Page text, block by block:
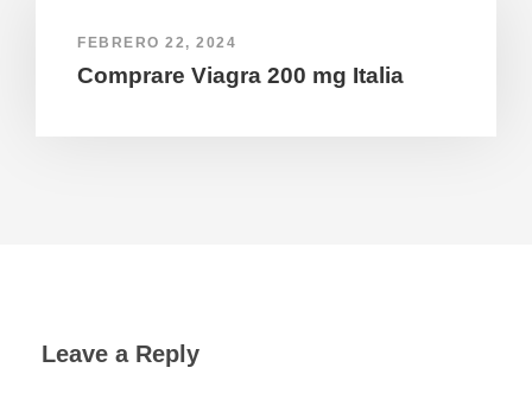
FEBRERO 22, 2024
Comprare Viagra 200 mg Italia
Leave a Reply